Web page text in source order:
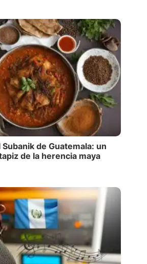
Subanik de Guatemala: un
de la herencia maya